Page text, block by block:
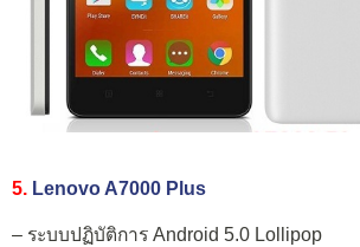
5. Lenovo A7000 Plus
– ระบบปฏิบัติการ Android 5.0 Lollipop